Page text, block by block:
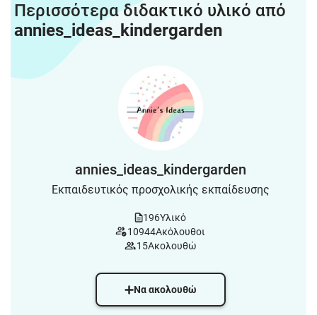
Περισσότερα διδακτικό υλικό από
annies_ideas_kindergarden
annies_ideas_kindergarden
Εκπαιδευτικός προσχολικής εκπαίδευσης
196Υλικό
10944Ακόλουθοι
15Ακολουθώ
Να ακολουθώ